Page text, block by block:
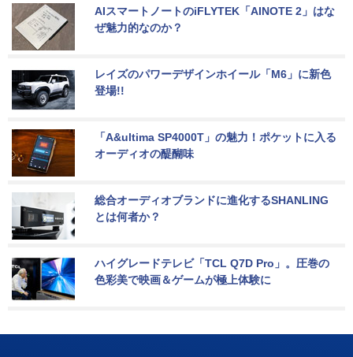
AIスマートノートのiFLYTEK「AINOTE 2」はな
ぜ魅力的なのか？
レイズのパワーデザインホイール「M6」に新色
登場!!
「A&ultima SP4000T」の魅力！ポケットに入る
オーディオの醍醐味
総合オーディオブランドに進化するSHANLING
とは何者か？
ハイグレードテレビ「TCL Q7D Pro」。圧巻の
色彩美で映画＆ゲームが極上体験に